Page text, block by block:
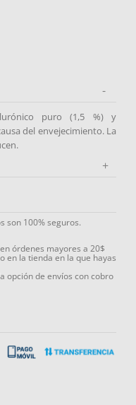
-
puro (1,5 %) y
del envejecimiento. La
+
son 100% seguros.
órdenes mayores a 20$
en la tienda en la que hayas
opción de envíos con cobro